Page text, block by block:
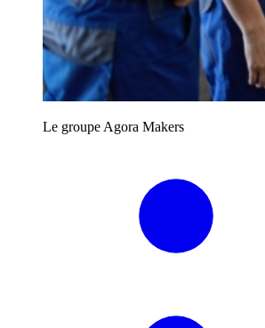
Le groupe Agora Makers